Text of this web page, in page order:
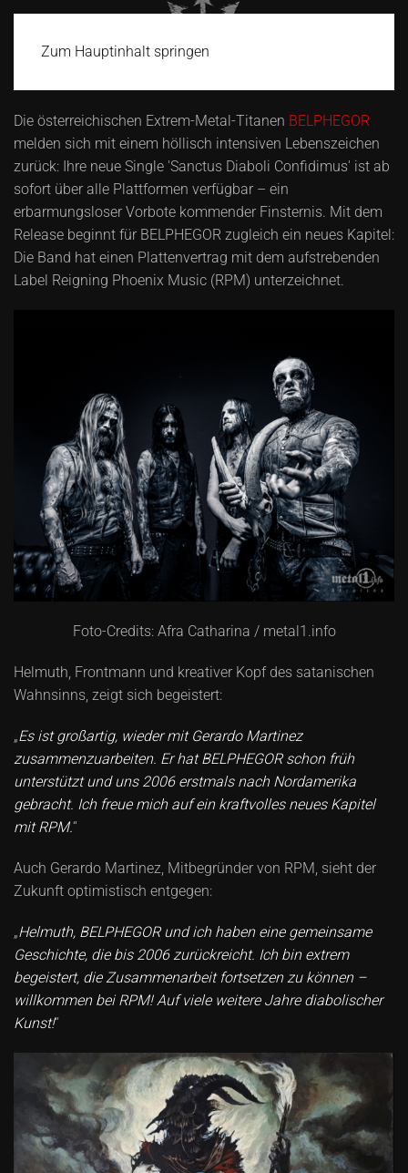
Zum Hauptinhalt springen
Die österreichischen Extrem-Metal-Titanen BELPHEGOR
melden sich mit einem höllisch intensiven Lebenszeichen
zurück: Ihre neue Single 'Sanctus Diaboli Confidimus' ist ab
sofort über alle Plattformen verfügbar – ein
erbarmungsloser Vorbote kommender Finsternis. Mit dem
Release beginnt für BELPHEGOR zugleich ein neues Kapitel:
Die Band hat einen Plattenvertrag mit dem aufstrebenden
Label Reigning Phoenix Music (RPM) unterzeichnet.
Foto-Credits: Afra Catharina / metal1.info
Helmuth, Frontmann und kreativer Kopf des satanischen
Wahnsinns, zeigt sich begeistert:
„Es ist großartig, wieder mit Gerardo Martinez
zusammenzuarbeiten. Er hat BELPHEGOR schon früh
unterstützt und uns 2006 erstmals nach Nordamerika
gebracht. Ich freue mich auf ein kraftvolles neues Kapitel
mit RPM.“
Auch Gerardo Martinez, Mitbegründer von RPM, sieht der
Zukunft optimistisch entgegen:
„Helmuth, BELPHEGOR und ich haben eine gemeinsame
Geschichte, die bis 2006 zurückreicht. Ich bin extrem
begeistert, die Zusammenarbeit fortsetzen zu können –
willkommen bei RPM! Auf viele weitere Jahre diabolischer
Kunst!“